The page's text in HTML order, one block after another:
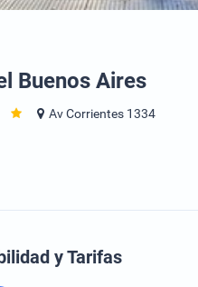
Buenos Aires
Av Corrientes 1334
y Tarifas